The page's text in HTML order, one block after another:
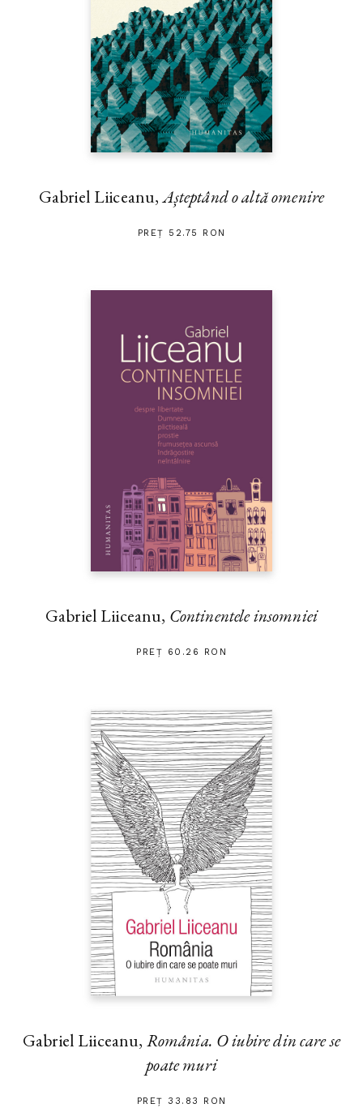
Gabriel Liiceanu,Așteptând o altă omenire
PREȚ 52.75 RON
Gabriel Liiceanu, Continentele insomniei
PREȚ 60.26 RON
Gabriel Liiceanu, România. O iubire din care se
poate muri
PREȚ 33.83 RON